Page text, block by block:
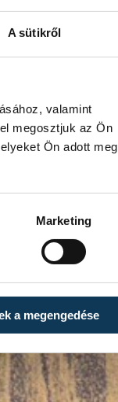
A sütikről
valamint
megosztjuk az Ön
Ön adott meg
Marketing
a megengedése